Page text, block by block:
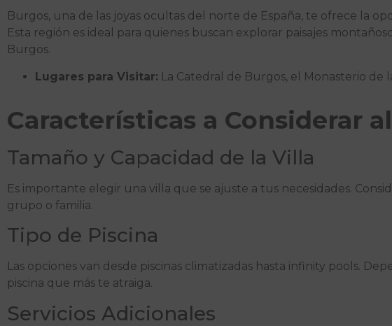
Burgos, una de las joyas ocultas del norte de España, te ofrece la
Esta región es ideal para quienes buscan explorar paisajes
Burgos.
Lugares para Visitar: La Catedral de Burgos, el Monasterio de
Características a Considerar
Tamaño y Capacidad de la Villa
Es importante elegir una villa que se ajuste a tus necesidades.
grupo o familia.
Tipo de Piscina
Las opciones van desde piscinas climatizadas hasta infinity pools.
piscina que más te atraiga.
Servicios Adicionales